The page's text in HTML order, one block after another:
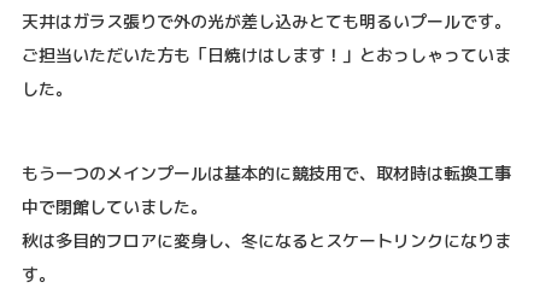
天井はガラス張りで外の光が差し込みとても明るいプールです。
ご担当いただいた方も「日焼けはします！」とおっしゃっていま
した。
もう一つのメインプールは基本的に競技用で、取材時は転換工事
中で閉館していました。
秋は多目的フロアに変身し、冬になるとスケートリンクになりま
す。